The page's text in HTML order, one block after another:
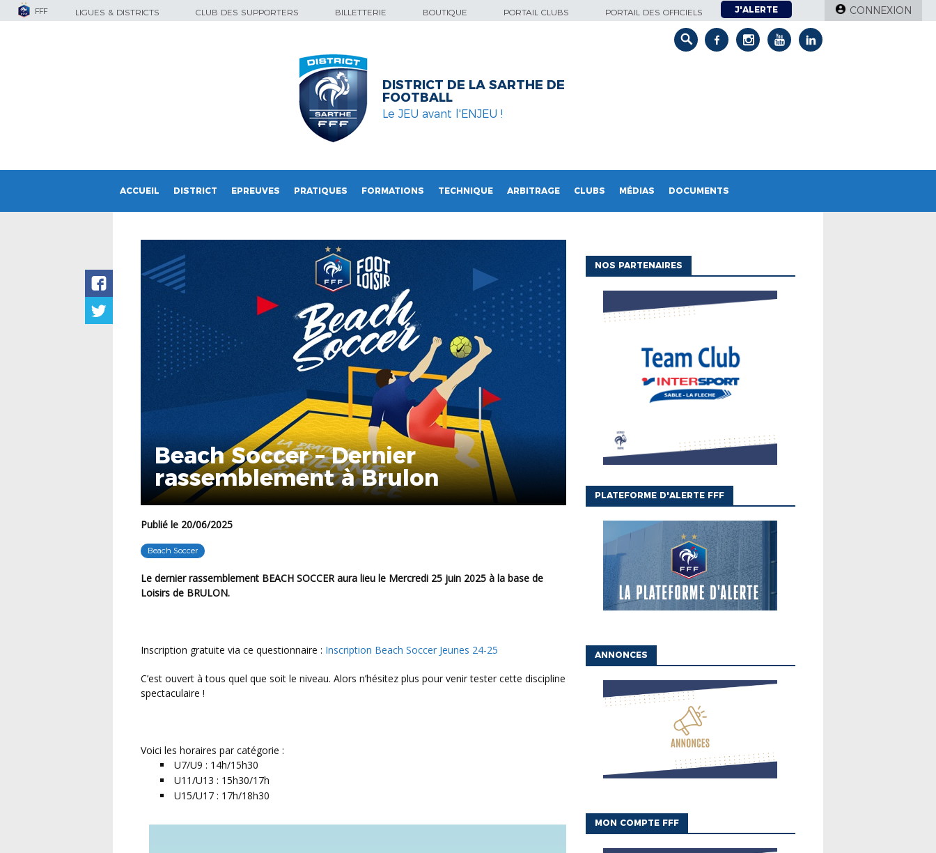
FFF LIGUES & DISTRICTS CLUB DES SUPPORTERS BILLETTERIE BOUTIQUE PORTAIL CLUBS PORTAIL DES OFFICIELS J'ALERTE CONNEXION
DISTRICT DE LA SARTHE DE
FOOTBALL
Le JEU avant l'ENJEU !
ACCUEIL DISTRICT EPREUVES PRATIQUES FORMATIONS TECHNIQUE ARBITRAGE CLUBS MÉDIAS DOCUMENTS
Beach Soccer – Dernier
rassemblement à Brulon
Publié le 20/06/2025
Beach Soccer
Le dernier rassemblement BEACH SOCCER aura lieu le Mercredi 25 juin 2025 à la base de
Loisirs de BRULON.
Inscription gratuite via ce questionnaire : Inscription Beach Soccer Jeunes 24-25
C’est ouvert à tous quel que soit le niveau. Alors n’hésitez plus pour venir tester cette discipline
spectaculaire !
Voici les horaires par catégorie :
U7/U9 : 14h/15h30
U11/U13 : 15h30/17h
U15/U17 : 17h/18h30
NOS PARTENAIRES
PLATEFORME D'ALERTE FFF
ANNONCES
MON COMPTE FFF